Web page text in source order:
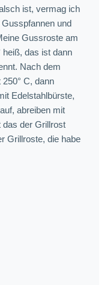
ist, vermag ich
und
Gussroste am
heiß, das ist dann
Nach dem
C, dann
Edelstahlbürste,
abreiben mit
das der Grillrost
Grillroste, die habe